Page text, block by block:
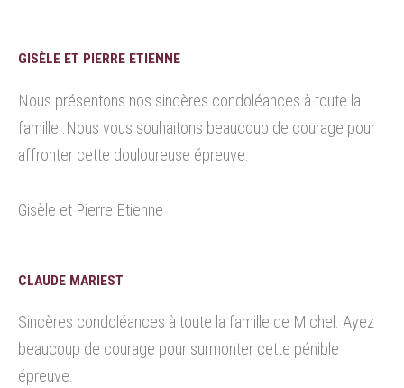
GISÈLE ET PIERRE ETIENNE
Nous présentons nos sincères condoléances à toute la
famille..Nous vous souhaitons beaucoup de courage pour
affronter cette douloureuse épreuve.
Gisèle et Pierre Etienne
CLAUDE MARIEST
Sincères condoléances à toute la famille de Michel. Ayez
beaucoup de courage pour surmonter cette pénible
épreuve.